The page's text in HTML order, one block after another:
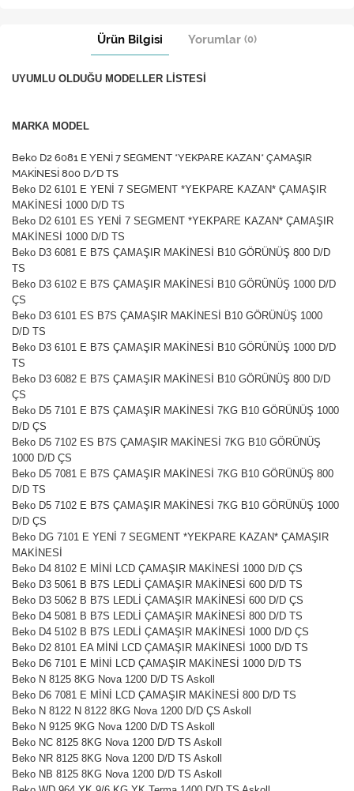
Ürün Bilgisi Yorumlar (0)
UYUMLU OLDUĞU MODELLER LİSTESİ
MARKA MODEL
Beko D2 6081 E YENİ 7 SEGMENT *YEKPARE KAZAN* ÇAMAŞIR
MAKİNESİ 800 D/D TS
Beko D2 6101 E YENİ 7 SEGMENT *YEKPARE KAZAN* ÇAMAŞIR
MAKİNESİ 1000 D/D TS
Beko D2 6101 ES YENİ 7 SEGMENT *YEKPARE KAZAN* ÇAMAŞIR
MAKİNESİ 1000 D/D TS
Beko D3 6081 E B7S ÇAMAŞIR MAKİNESİ B10 GÖRÜNÜŞ 800 D/D
TS
Beko D3 6102 E B7S ÇAMAŞIR MAKİNESİ B10 GÖRÜNÜŞ 1000 D/D
ÇS
Beko D3 6101 ES B7S ÇAMAŞIR MAKİNESİ B10 GÖRÜNÜŞ 1000
D/D TS
Beko D3 6101 E B7S ÇAMAŞIR MAKİNESİ B10 GÖRÜNÜŞ 1000 D/D
TS
Beko D3 6082 E B7S ÇAMAŞIR MAKİNESİ B10 GÖRÜNÜŞ 800 D/D
ÇS
Beko D5 7101 E B7S ÇAMAŞIR MAKİNESİ 7KG B10 GÖRÜNÜŞ 1000
D/D ÇS
Beko D5 7102 ES B7S ÇAMAŞIR MAKİNESİ 7KG B10 GÖRÜNÜŞ
1000 D/D ÇS
Beko D5 7081 E B7S ÇAMAŞIR MAKİNESİ 7KG B10 GÖRÜNÜŞ 800
D/D TS
Beko D5 7102 E B7S ÇAMAŞIR MAKİNESİ 7KG B10 GÖRÜNÜŞ 1000
D/D ÇS
Beko DG 7101 E YENİ 7 SEGMENT *YEKPARE KAZAN* ÇAMAŞIR
MAKİNESİ
Beko D4 8102 E MİNİ LCD ÇAMAŞIR MAKİNESİ 1000 D/D ÇS
Beko D3 5061 B B7S LEDLİ ÇAMAŞIR MAKİNESİ 600 D/D TS
Beko D3 5062 B B7S LEDLİ ÇAMAŞIR MAKİNESİ 600 D/D ÇS
Beko D4 5081 B B7S LEDLİ ÇAMAŞIR MAKİNESİ 800 D/D TS
Beko D4 5102 B B7S LEDLİ ÇAMAŞIR MAKİNESİ 1000 D/D ÇS
Beko D2 8101 EA MİNİ LCD ÇAMAŞIR MAKİNESİ 1000 D/D TS
Beko D6 7101 E MİNİ LCD ÇAMAŞIR MAKİNESİ 1000 D/D TS
Beko N 8125 8KG Nova 1200 D/D TS Askoll
Beko D6 7081 E MİNİ LCD ÇAMAŞIR MAKİNESİ 800 D/D TS
Beko N 8122 N 8122 8KG Nova 1200 D/D ÇS Askoll
Beko N 9125 9KG Nova 1200 D/D TS Askoll
Beko NC 8125 8KG Nova 1200 D/D TS Askoll
Beko NR 8125 8KG Nova 1200 D/D TS Askoll
Beko NB 8125 8KG Nova 1200 D/D TS Askoll